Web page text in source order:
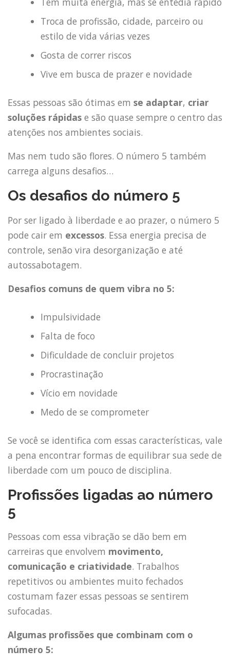
Troca de profissão, cidade, parceiro ou
estilo de vida várias vezes
Gosta de correr riscos
Vive em busca de prazer e novidade
Essas pessoas são ótimas em se adaptar, criar
soluções rápidas e são quase sempre o centro das
atenções nos ambientes sociais.
Mas nem tudo são flores. O número 5 também
carrega alguns desafios…
Os desafios do número 5
Por ser ligado à liberdade e ao prazer, o número 5
pode cair em excessos. Essa energia precisa de
controle, senão vira desorganização e até
autossabotagem.
Desafios comuns de quem vibra no 5:
Impulsividade
Falta de foco
Dificuldade de concluir projetos
Procrastinação
Vício em novidade
Medo de se comprometer
Se você se identifica com essas características, vale
a pena encontrar formas de equilibrar sua sede de
liberdade com um pouco de disciplina.
Profissões ligadas ao número
5
Pessoas com essa vibração se dão bem em
carreiras que envolvem movimento,
comunicação e criatividade. Trabalhos
repetitivos ou ambientes muito fechados
costumam fazer essas pessoas se sentirem
sufocadas.
Algumas profissões que combinam com o
número 5: